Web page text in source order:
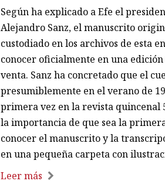
Según ha explicado a Efe el
Alejandro Sanz, el manuscrito
custodiado en los archivos de esta
conocer oficialmente en una
venta. Sanz ha concretado que el
presumiblemente en el verano de
primera vez en la revista quincenal
la importancia de que sea la
conocer el manuscrito y la
en una pequeña carpeta con
Leer más